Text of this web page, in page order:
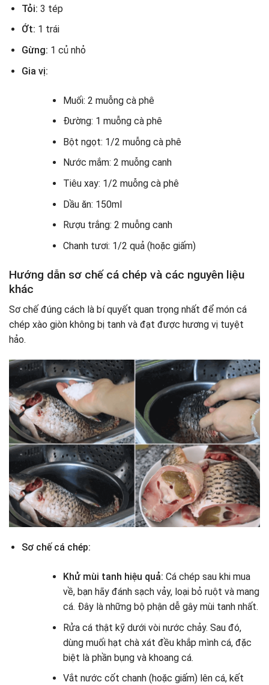
Tỏi: 3 tép
Ớt: 1 trái
Gừng: 1 củ nhỏ
Gia vị:
Muối: 2 muỗng cà phê
Đường: 1 muỗng cà phê
Bột ngọt: 1/2 muỗng cà phê
Nước mắm: 2 muỗng canh
Tiêu xay: 1/2 muỗng cà phê
Dầu ăn: 150ml
Rượu trắng: 2 muỗng canh
Chanh tươi: 1/2 quả (hoặc giấm)
Hướng dẫn sơ chế cá chép và các nguyên liệu
khác
Sơ chế đúng cách là bí quyết quan trọng nhất để món cá
chép xào giòn không bị tanh và đạt được hương vị tuyệt
hảo.
Sơ chế cá chép:
Khử mùi tanh hiệu quả: Cá chép sau khi mua
về, bạn hãy đánh sạch vảy, loại bỏ ruột và mang
cá. Đây là những bộ phận dễ gây mùi tanh nhất.
Rửa cá thật kỹ dưới vòi nước chảy. Sau đó,
dùng muối hạt chà xát đều khắp mình cá, đặc
biệt là phần bụng và khoang cá.
Vắt nước cốt chanh (hoặc giấm) lên cá, kết